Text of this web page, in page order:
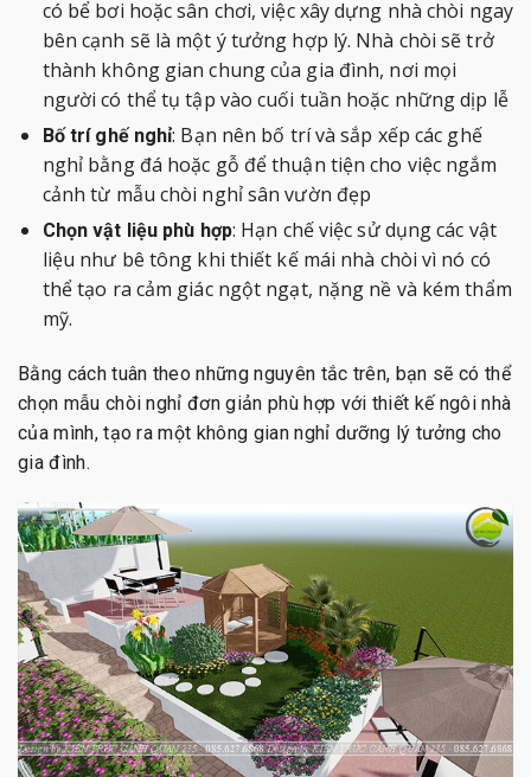
có bể bơi hoặc sân chơi, việc xây dựng nhà chòi ngay
bên cạnh sẽ là một ý tưởng hợp lý. Nhà chòi sẽ trở
thành không gian chung của gia đình, nơi mọi
người có thể tụ tập vào cuối tuần hoặc những dịp lễ
Bố trí ghế nghỉ: Bạn nên bố trí và sắp xếp các ghế
nghỉ bằng đá hoặc gỗ để thuận tiện cho việc ngắm
cảnh từ mẫu chòi nghỉ sân vườn đẹp
Chọn vật liệu phù hợp: Hạn chế việc sử dụng các vật
liệu như bê tông khi thiết kế mái nhà chòi vì nó có
thể tạo ra cảm giác ngột ngạt, nặng nề và kém thẩm
mỹ.
Bằng cách tuân theo những nguyên tắc trên, bạn sẽ có thể
chọn mẫu chòi nghỉ đơn giản phù hợp với thiết kế ngôi nhà
của mình, tạo ra một không gian nghỉ dưỡng lý tưởng cho
gia đình.